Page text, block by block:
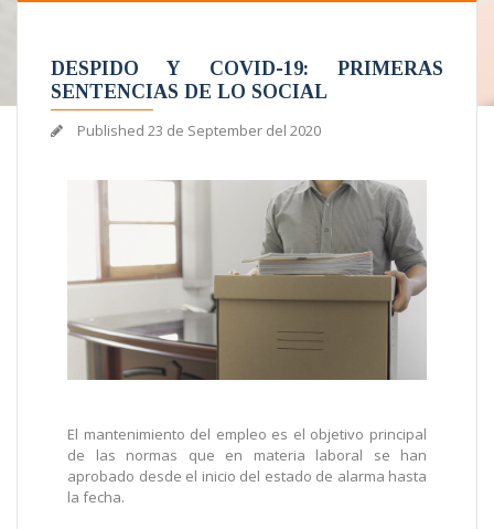
DESPIDO Y COVID-19: PRIMERAS
SENTENCIAS DE LO SOCIAL
Published 23 de September del 2020
El mantenimiento del empleo es el objetivo principal
de las normas que en materia laboral se han
aprobado desde el inicio del estado de alarma hasta
la fecha.